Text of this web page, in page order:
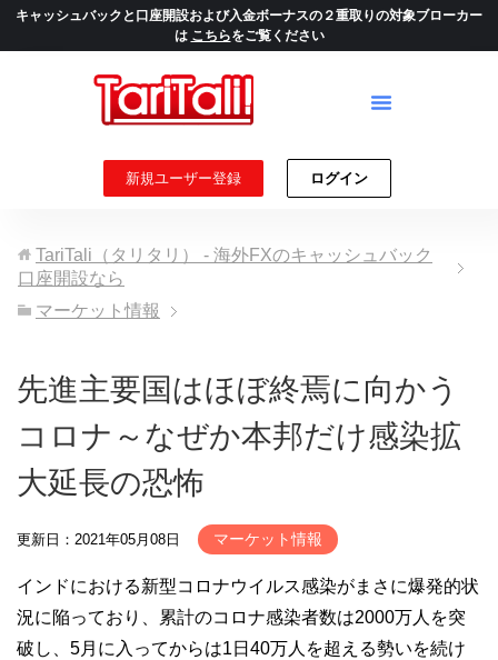
キャッシュバックと口座開設および入金ボーナスの２重取りの対象ブローカー
は こちらをご覧ください
新規ユーザー登録 ログイン
TariTali（タリタリ） - 海外FXのキャッシュバック
口座開設なら
マーケット情報
先進主要国はほぼ終焉に向かう
コロナ～なぜか本邦だけ感染拡
大延長の恐怖
更新日：2021年05月08日 マーケット情報
インドにおける新型コロナウイルス感染がまさに爆発的状
況に陥っており、累計のコロナ感染者数は2000万人を突
破し、5月に入ってからは1日40万人を超える勢いを続け